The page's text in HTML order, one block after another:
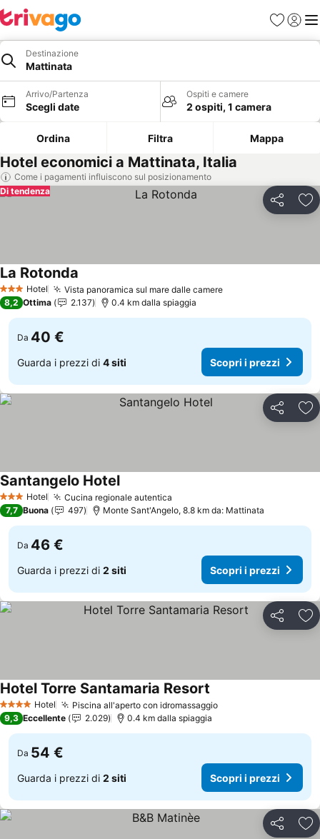
PreferitiAccedi
Destinazione
Mattinata
Arrivo/Partenza
Scegli date
Ospiti e camere
2 ospiti, 1 camera
Ordina Filtra Mappa
Hotel economici a Mattinata, Italia
Come i pagamenti influiscono sul posizionamento
Condividi
Di tendenza
3 StelleHotel Vista panoramica sul mare dalle camereScopri i prezzi
La Rotonda
8,2 Ottima 2.137 0.4 km dalla spiaggia
Da 40 €
Guarda i prezzi di 4 siti Scopri i prezzi
Condividi
3 StelleHotel Cucina regionale autentica
Santangelo HotelScopri i prezzi
7,7 Buona 497 Monte Sant'Angelo, 8.8 km da: Mattinata
Da 46 €
Guarda i prezzi di 2 siti Scopri i prezzi
Condividi
4 Stelle Hotel Piscina all'aperto con idromassaggioScopri i prezzi
Hotel Torre Santamaria Resort
9,3 Eccellente 2.029 0.4 km dalla spiaggia
Da 54 €
Guarda i prezzi di 2 siti Scopri i prezzi
Condividi